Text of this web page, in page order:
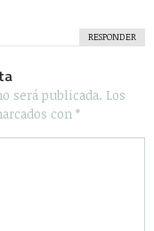
RESPONDER
será publicada. Los
con *